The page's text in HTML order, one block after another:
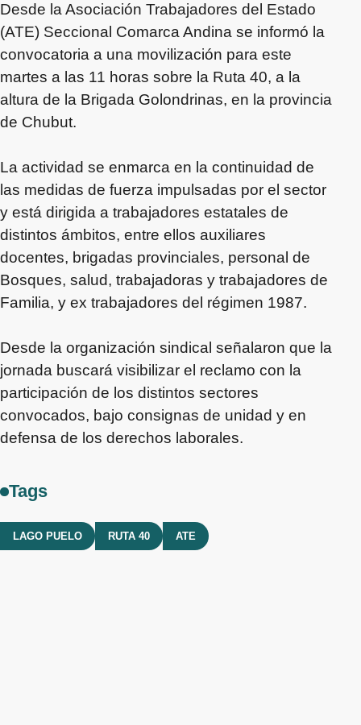
Desde la Asociación Trabajadores del Estado
(ATE) Seccional Comarca Andina se informó la
convocatoria a una movilización para este
martes a las 11 horas sobre la Ruta 40, a la
altura de la Brigada Golondrinas, en la provincia
de Chubut.
La actividad se enmarca en la continuidad de
las medidas de fuerza impulsadas por el sector
y está dirigida a trabajadores estatales de
distintos ámbitos, entre ellos auxiliares
docentes, brigadas provinciales, personal de
Bosques, salud, trabajadoras y trabajadores de
Familia, y ex trabajadores del régimen 1987.
Desde la organización sindical señalaron que la
jornada buscará visibilizar el reclamo con la
participación de los distintos sectores
convocados, bajo consignas de unidad y en
defensa de los derechos laborales.
Tags
LAGO PUELO RUTA 40 ATE